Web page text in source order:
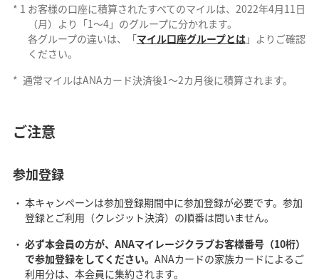
* 1 お客様の口座に積算されたすべてのマイルは、2022年4月11日
（月）より「1～4」のグループに分かれます。
各グループの違いは、「マイル口座グループとは 」よりご確認
ください。
* 通常マイルはANAカード決済後1～2カ月後に積算されます。
ご注意
参加登録
本キャンペーンは参加登録期間中に参加登録が必要です。参加
登録とご利用（クレジット決済）の順番は問いません。
必ず本会員の方が、ANAマイレージクラブお客様番号（10桁）
で参加登録をしてください。 ANAカードの家族カードによるご
利用分は、本会員に集約されます。